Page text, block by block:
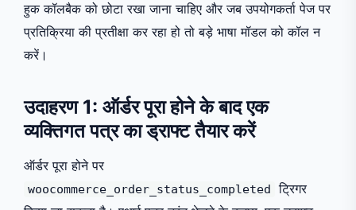
हुक कॉलबैक को छोटा रखा जाना चाहिए और जब उपयोगकर्ता पेज पर
प्रतिक्रिया की प्रतीक्षा कर रहा हो तो बड़े भाषा मॉडल को कॉल न
करें।
उदाहरण 1: ऑर्डर पूरा होने के बाद एक
व्यक्तिगत पत्र का ड्राफ्ट तैयार करें
ऑर्डर पूरा होने पर
woocommerce_order_status_completed ट्रिगर